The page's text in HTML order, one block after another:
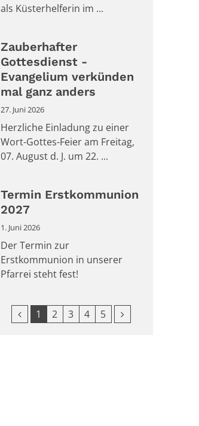
als Küsterhelferin im ...
Zauberhafter
Gottesdienst -
Evangelium verkünden
mal ganz anders
27. Juni 2026
Herzliche Einladung zu einer
Wort-Gottes-Feier am Freitag,
07. August d. J. um 22. ...
Termin Erstkommunion
2027
1. Juni 2026
Der Termin zur
Erstkommunion in unserer
Pfarrei steht fest!
Vorherige Seite
1 2 3 4 5 Nächste Seite